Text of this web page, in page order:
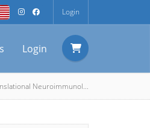
Login
Login
Neuroimmunol...